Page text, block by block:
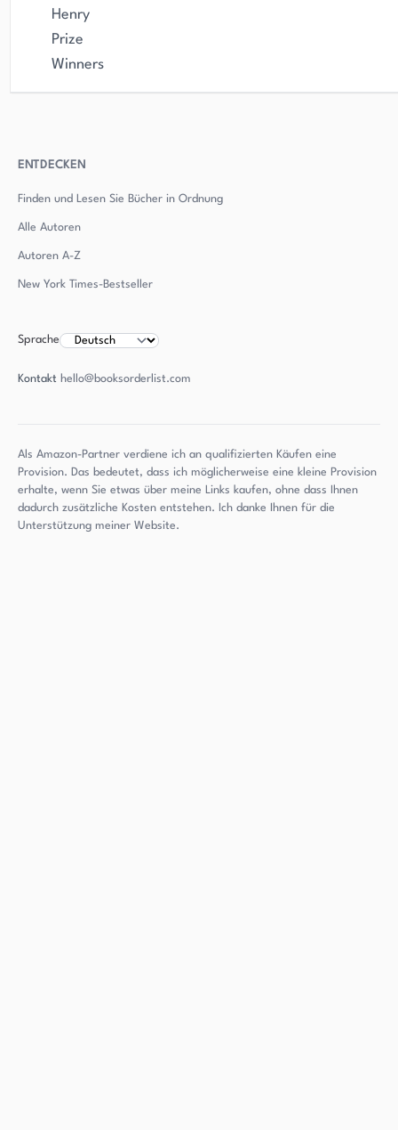
Henry
Prize
Winners
ENTDECKEN
Finden und Lesen Sie Bücher in Ordnung
Alle Autoren
Autoren A-Z
New York Times-Bestseller
Sprache
Kontakt hello@booksorderlist.com
Als Amazon-Partner verdiene ich an qualifizierten Käufen eine
Provision. Das bedeutet, dass ich möglicherweise eine kleine Provision
erhalte, wenn Sie etwas über meine Links kaufen, ohne dass Ihnen
dadurch zusätzliche Kosten entstehen. Ich danke Ihnen für die
Unterstützung meiner Website.